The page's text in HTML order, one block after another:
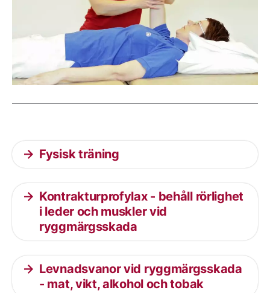
Aktuella artiklar
Fysisk träning
Kontrakturprofylax - behåll rörlighet
i leder och muskler vid
ryggmärgsskada
Levnadsvanor vid ryggmärgsskada
- mat, vikt, alkohol och tobak